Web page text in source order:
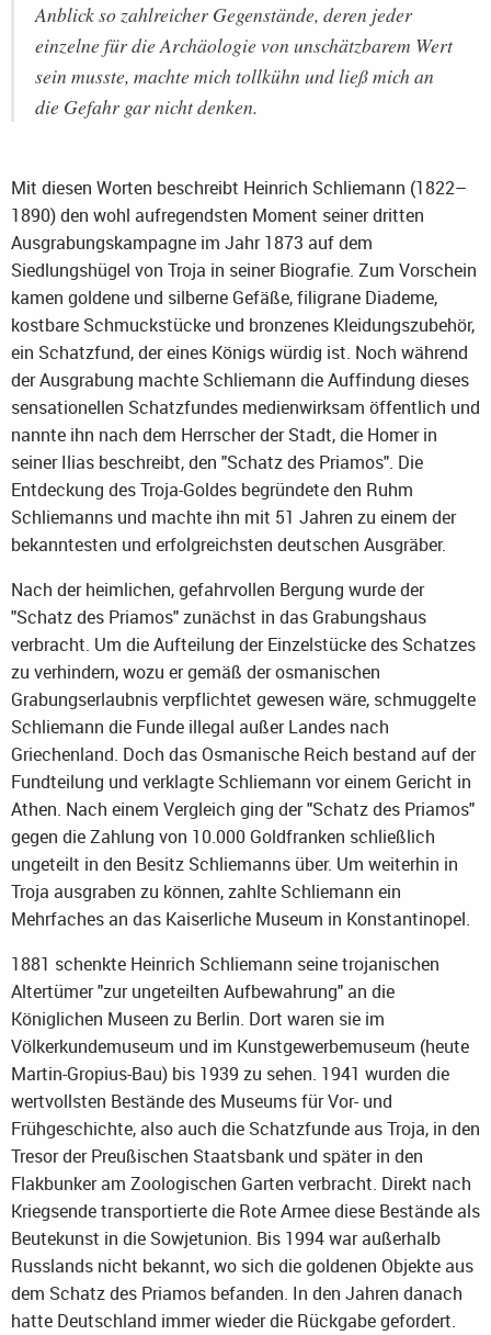
Anblick so zahlreicher Gegenstände, deren jeder
einzelne für die Archäologie von unschätzbarem Wert
sein musste, machte mich tollkühn und ließ mich an
die Gefahr gar nicht denken.
Mit diesen Worten beschreibt Heinrich Schliemann (1822–
1890) den wohl aufregendsten Moment seiner dritten
Ausgrabungskampagne im Jahr 1873 auf dem
Siedlungshügel von Troja in seiner Biografie. Zum Vorschein
kamen goldene und silberne Gefäße, filigrane Diademe,
kostbare Schmuckstücke und bronzenes Kleidungszubehör,
ein Schatzfund, der eines Königs würdig ist. Noch während
der Ausgrabung machte Schliemann die Auffindung dieses
sensationellen Schatzfundes medienwirksam öffentlich und
nannte ihn nach dem Herrscher der Stadt, die Homer in
seiner Ilias beschreibt, den "Schatz des Priamos". Die
Entdeckung des Troja-Goldes begründete den Ruhm
Schliemanns und machte ihn mit 51 Jahren zu einem der
bekanntesten und erfolgreichsten deutschen Ausgräber.
Nach der heimlichen, gefahrvollen Bergung wurde der
"Schatz des Priamos" zunächst in das Grabungshaus
verbracht. Um die Aufteilung der Einzelstücke des Schatzes
zu verhindern, wozu er gemäß der osmanischen
Grabungserlaubnis verpflichtet gewesen wäre, schmuggelte
Schliemann die Funde illegal außer Landes nach
Griechenland. Doch das Osmanische Reich bestand auf der
Fundteilung und verklagte Schliemann vor einem Gericht in
Athen. Nach einem Vergleich ging der "Schatz des Priamos"
gegen die Zahlung von 10.000 Goldfranken schließlich
ungeteilt in den Besitz Schliemanns über. Um weiterhin in
Troja ausgraben zu können, zahlte Schliemann ein
Mehrfaches an das Kaiserliche Museum in Konstantinopel.
1881 schenkte Heinrich Schliemann seine trojanischen
Altertümer "zur ungeteilten Aufbewahrung" an die
Königlichen Museen zu Berlin. Dort waren sie im
Völkerkundemuseum und im Kunstgewerbemuseum (heute
Martin-Gropius-Bau) bis 1939 zu sehen. 1941 wurden die
wertvollsten Bestände des Museums für Vor- und
Frühgeschichte, also auch die Schatzfunde aus Troja, in den
Tresor der Preußischen Staatsbank und später in den
Flakbunker am Zoologischen Garten verbracht. Direkt nach
Kriegsende transportierte die Rote Armee diese Bestände als
Beutekunst in die Sowjetunion. Bis 1994 war außerhalb
Russlands nicht bekannt, wo sich die goldenen Objekte aus
dem Schatz des Priamos befanden. In den Jahren danach
hatte Deutschland immer wieder die Rückgabe gefordert.